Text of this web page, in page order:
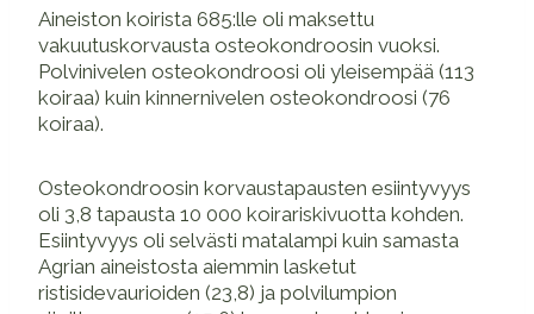
Aineiston koirista 685:lle oli maksettu
vakuutuskorvausta osteokondroosin vuoksi.
Polvinivelen osteokondroosi oli yleisempää (113
koiraa) kuin kinnernivelen osteokondroosi (76
koiraa).
Osteokondroosin korvaustapausten esiintyvyys
oli 3,8 tapausta 10 000 koirariskivuotta kohden.
Esiintyvyys oli selvästi matalampi kuin samasta
Agrian aineistosta aiemmin lasketut
ristisidevaurioiden (23,8) ja polvilumpion